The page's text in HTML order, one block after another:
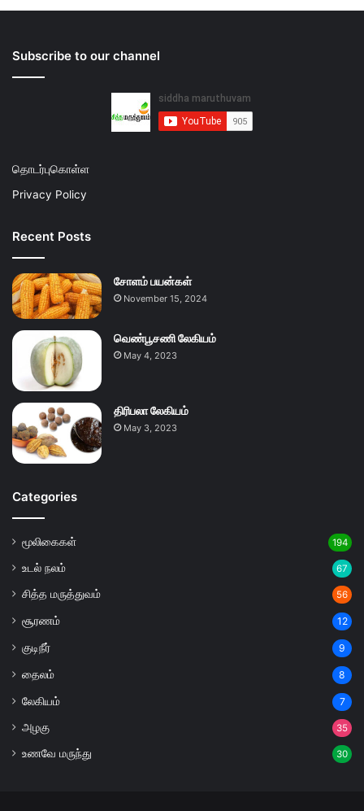
Subscribe to our channel
தொடர்புகொள்ள
Privacy Policy
Recent Posts
சோளம் பயன்கள்
November 15, 2024
வெண்பூசணி லேகியம்
May 4, 2023
திரிபலா லேகியம்
May 3, 2023
Categories
மூலிகைகள் 194
உடல் நலம் 67
சித்த மருத்துவம் 56
சூரணம் 12
குடிநீர் 9
தைலம் 8
லேகியம் 7
அழகு 35
உணவே மருந்து 30